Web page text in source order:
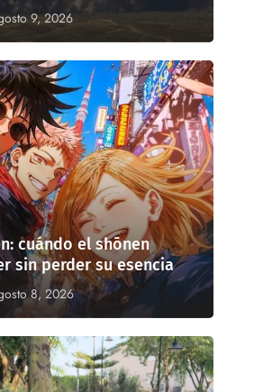
9, 2026
cuándo el shōnen
sin perder su esencia
8, 2026